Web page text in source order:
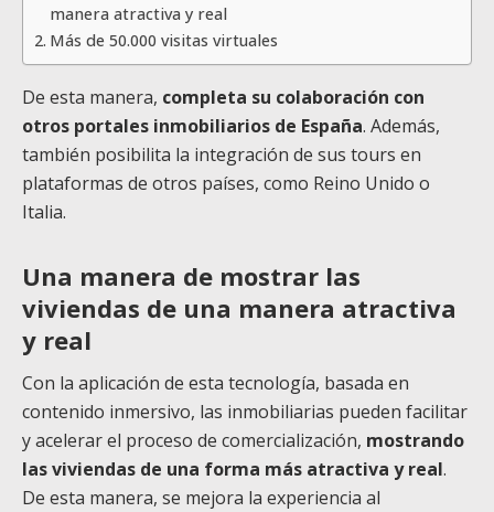
manera atractiva y real
Más de 50.000 visitas virtuales
De esta manera, completa su colaboración con
otros portales inmobiliarios de España. Además,
también posibilita la integración de sus tours en
plataformas de otros países, como Reino Unido o
Italia.
Una manera de mostrar las
viviendas de una manera atractiva
y real
Con la aplicación de esta tecnología, basada en
contenido inmersivo, las inmobiliarias pueden facilitar
y acelerar el proceso de comercialización, mostrando
las viviendas de una forma más atractiva y real.
De esta manera, se mejora la experiencia al